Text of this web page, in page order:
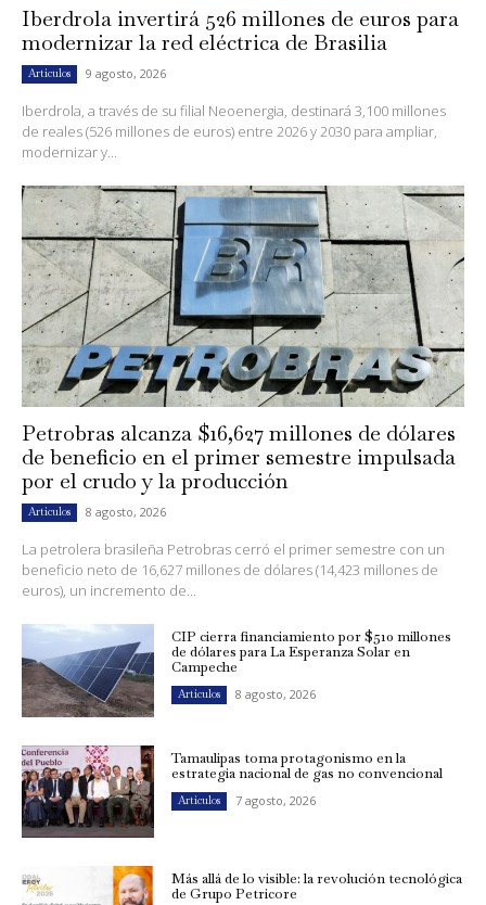
Iberdrola invertirá 526 millones de euros para
modernizar la red eléctrica de Brasilia
Artículos 9 agosto, 2026
Iberdrola, a través de su filial Neoenergia, destinará 3,100 millones
de reales (526 millones de euros) entre 2026 y 2030 para ampliar,
modernizar y...
Petrobras alcanza $16,627 millones de dólares
de beneficio en el primer semestre impulsada
por el crudo y la producción
Artículos 8 agosto, 2026
La petrolera brasileña Petrobras cerró el primer semestre con un
beneficio neto de 16,627 millones de dólares (14,423 millones de
euros), un incremento de...
CIP cierra financiamiento por $510 millones
de dólares para La Esperanza Solar en
Campeche
Artículos 8 agosto, 2026
Tamaulipas toma protagonismo en la
estrategia nacional de gas no convencional
Artículos 7 agosto, 2026
Más allá de lo visible: la revolución tecnológica
de Grupo Petricore